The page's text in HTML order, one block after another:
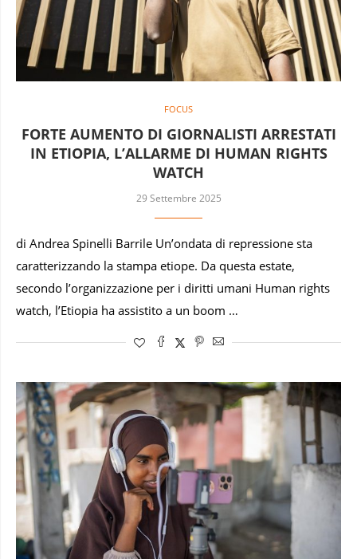
FOCUS
FORTE AUMENTO DI GIORNALISTI ARRESTATI
IN ETIOPIA, L’ALLARME DI HUMAN RIGHTS
WATCH
29 Settembre 2025
di Andrea Spinelli Barrile Un’ondata di repressione sta
caratterizzando la stampa etiope. Da questa estate,
secondo l’organizzazione per i diritti umani Human rights
watch, l’Etiopia ha assistito a un boom …